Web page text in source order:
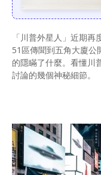
「川普外星人」近期再
51區傳聞到五角大廈公
的隱瞞了什麼。看懂川
討論的幾個神秘細節。